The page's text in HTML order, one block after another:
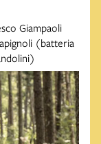
Giampaoli
(batteria